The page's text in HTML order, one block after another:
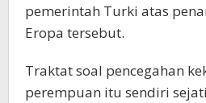
pemerintah Turki atas
Eropa tersebut.
Traktat soal pencegahan
perempuan itu sendiri